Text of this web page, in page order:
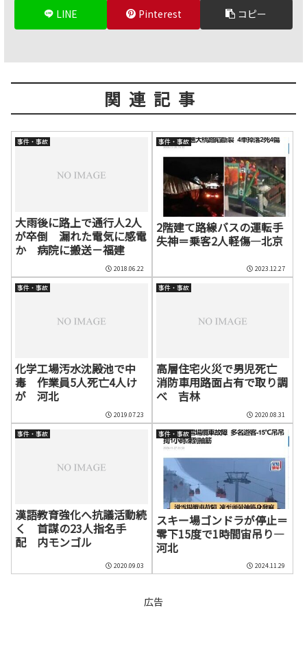
LINE Pinterest コピー
関連記事
事件・事故
大雨後に路上で通行人2人
が卒倒 漏れた電気に感電
か 病院に搬送－福建
2018.06.22
事件・事故
2階建て路線バスの運転手
失神＝乗客2人軽傷―北京
2023.12.27
事件・事故
化学工場汚水沈殿池で中
毒 作業員5人死亡4人け
が 河北
2019.07.23
事件・事故
高層住宅火災で男児死亡
消防車用路面占有で取り調
べ 吉林
2020.08.31
事件・事故
漢語教育強化へ抗議活動続
く 首謀の23人指名手
配 内モンゴル
2020.09.03
事件・事故
スキー場ゴンドラが停止＝
零下15度で1時間宙吊り―
河北
2024.11.29
広告